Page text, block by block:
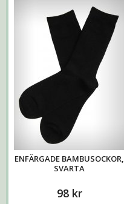
ENFÄRGADE BAMBUSOCKOR,
SVARTA
98 kr